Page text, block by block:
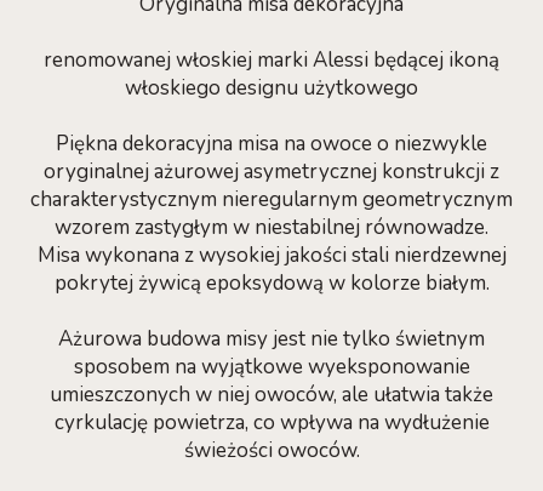
renomowanej włoskiej marki Alessi będącej ikoną
włoskiego designu użytkowego
Piękna dekoracyjna misa na owoce o niezwykle
oryginalnej ażurowej asymetrycznej konstrukcji z
charakterystycznym nieregularnym geometrycznym
wzorem zastygłym w niestabilnej równowadze.
Misa wykonana z wysokiej jakości stali nierdzewnej
pokrytej żywicą epoksydową w kolorze białym.
Ażurowa budowa misy jest nie tylko świetnym
sposobem na wyjątkowe wyeksponowanie
umieszczonych w niej owoców, ale ułatwia także
cyrkulację powietrza, co wpływa na wydłużenie
świeżości owoców.